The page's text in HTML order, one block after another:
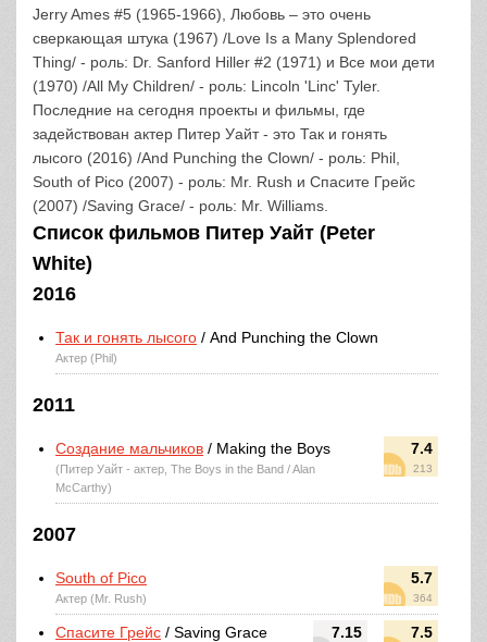
Jerry Ames #5 (1965-1966), Любовь – это очень
сверкающая штука (1967) /Love Is a Many Splendored
Thing/ - роль: Dr. Sanford Hiller #2 (1971) и Все мои дети
(1970) /All My Children/ - роль: Lincoln 'Linc' Tyler.
Последние на сегодня проекты и фильмы, где
задействован актер Питер Уайт - это Так и гонять
лысого (2016) /And Punching the Clown/ - роль: Phil,
South of Pico (2007) - роль: Mr. Rush и Спасите Грейс
(2007) /Saving Grace/ - роль: Mr. Williams.
Список фильмов Питер Уайт (Peter
White)
2016
Так и гонять лысого / And Punching the Clown
Актер (Phil)
2011
7.4
213
Создание мальчиков / Making the Boys
(Питер Уайт - актер, The Boys in the Band / Alan
McCarthy)
2007
5.7
364
South of Pico
Актер (Mr. Rush)
7.15 7.5
Спасите Грейс / Saving Grace